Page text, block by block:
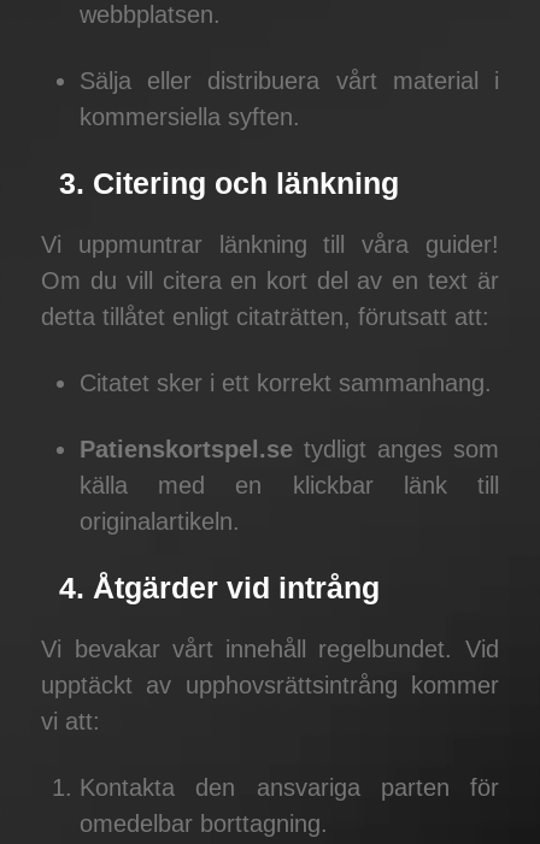
webbplatsen.
Sälja eller distribuera vårt material i
kommersiella syften.
3. Citering och länkning
Vi uppmuntrar länkning till våra guider!
Om du vill citera en kort del av en text är
detta tillåtet enligt citaträtten, förutsatt att:
Citatet sker i ett korrekt sammanhang.
Patienskortspel.se tydligt anges som
källa med en klickbar länk till
originalartikeln.
4. Åtgärder vid intrång
Vi bevakar vårt innehåll regelbundet. Vid
upptäckt av upphovsrättsintrång kommer
vi att:
Kontakta den ansvariga parten för
omedelbar borttagning.